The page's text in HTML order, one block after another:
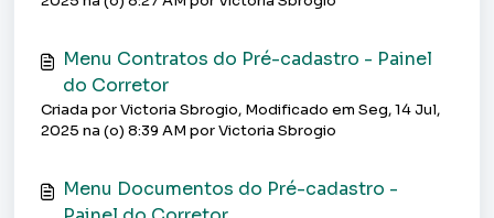
Menu Contratos do Pré-cadastro - Painel
do Corretor
Criada por Victoria Sbrogio, Modificado em Seg, 14 Jul,
2025 na (o) 8:39 AM por Victoria Sbrogio
Menu Documentos do Pré-cadastro -